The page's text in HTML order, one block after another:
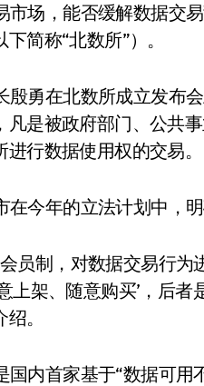
市场，能否缓解数据交
简称“北数所”）。
殷勇在北数所成立发布
是被政府部门、公共
行数据使用权的交易。
今年的立法计划中，
员制，对数据交易行为
上架、随意购买’，后者
。
国内首家基于“数据可